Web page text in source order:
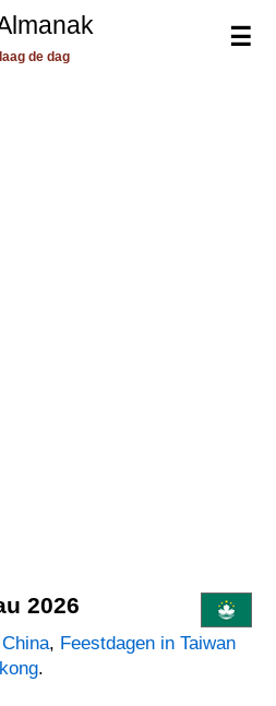
☰
de dag
2026
, Feestdagen in Taiwan
.